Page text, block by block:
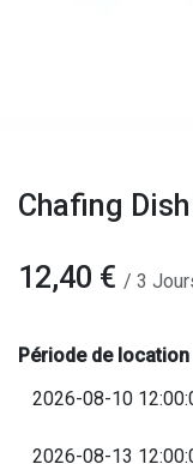
Chafing
12,40 € / 3
Période de location